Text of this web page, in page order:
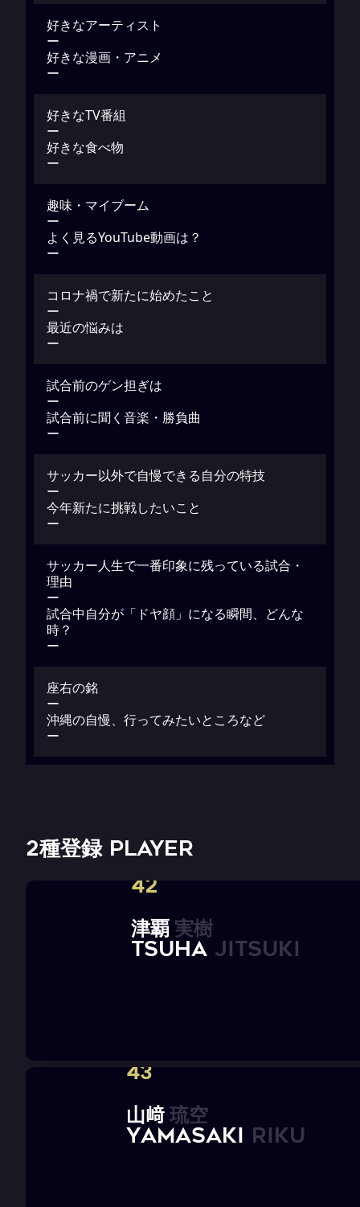
好きなアーティスト
ー
好きな漫画・アニメ
ー
好きなTV番組
ー
好きな食べ物
ー
趣味・マイブーム
ー
よく見るYouTube動画は？
ー
コロナ禍で新たに始めたこと
ー
最近の悩みは
ー
試合前のゲン担ぎは
ー
試合前に聞く音楽・勝負曲
ー
サッカー以外で自慢できる自分の特技
ー
今年新たに挑戦したいこと
ー
サッカー人生で一番印象に残っている試合・
理由
ー
試合中自分が「ドヤ顔」になる瞬間、どんな
時？
ー
座右の銘
ー
沖縄の自慢、行ってみたいところなど
ー
2種登録 PLAYER
42
津覇 実樹
TSUHA Jitsuki
43
山﨑琉空
YAMASAKI Riku